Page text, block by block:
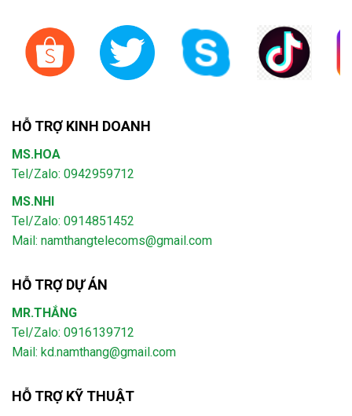
HỖ TRỢ KINH DOANH
MS.HOA
Tel/Zalo: 0942959712
MS.NHI
Tel/Zalo: 0914851452
Mail: namthangtelecoms@gmail.com
HỖ TRỢ DỰ ÁN
MR.THẮNG
Tel/Zalo: 0916139712
Mail: kd.namthang@gmail.com
HỖ TRỢ KỸ THUẬT